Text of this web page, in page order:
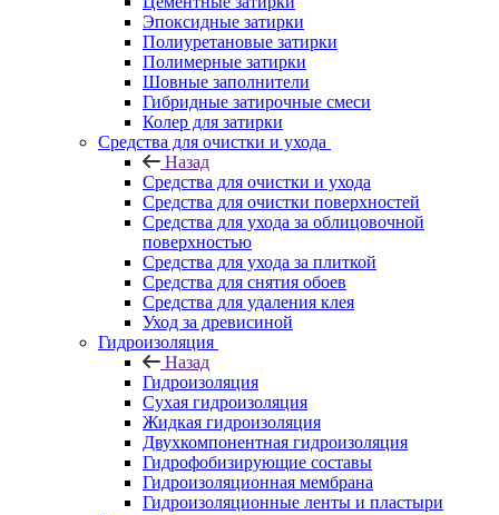
Эпоксидные затирки
Полиуретановые затирки
Полимерные затирки
Шовные заполнители
Гибридные затирочные смеси
Колер для затирки
Средства для очистки и ухода
Назад
Средства для очистки и ухода
Средства для очистки поверхностей
Средства для ухода за облицовочной
поверхностью
Средства для ухода за плиткой
Средства для снятия обоев
Средства для удаления клея
Уход за древисиной
Гидроизоляция
Назад
Гидроизоляция
Сухая гидроизоляция
Жидкая гидроизоляция
Двухкомпонентная гидроизоляция
Гидрофобизирующие составы
Гидроизоляционная мембрана
Гидроизоляционные ленты и пластыри